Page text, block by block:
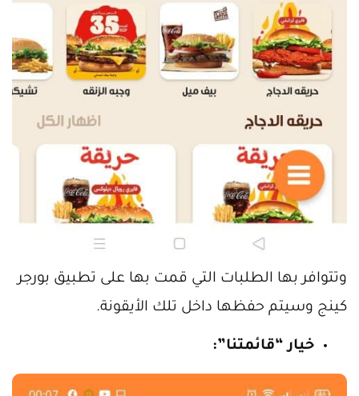
وتتوافر بها الطلبات التي قمت بها على تطبيق بورجر
كينج وسيتم حفظها داخل تلك الأيقونة.
خيار “قائمتنا”: